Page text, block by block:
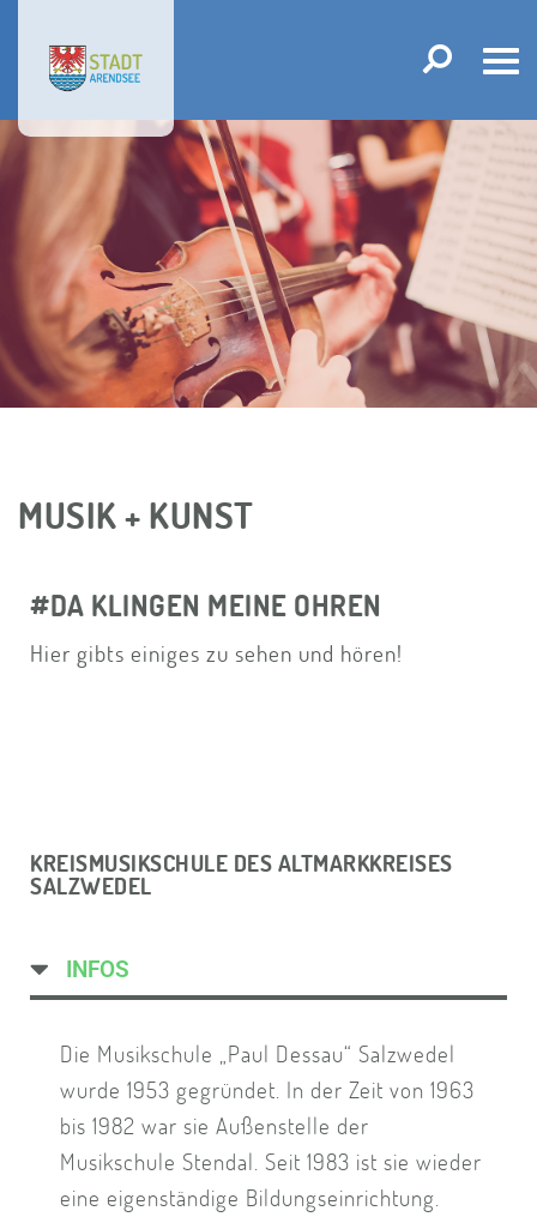
MUSIK + KUNST
#DA KLINGEN MEINE OHREN
Hier gibts einiges zu sehen und hören!
KREISMUSIKSCHULE DES ALTMARKKREISES
SALZWEDEL
INFOS
Die Musikschule „Paul Dessau“ Salzwedel
wurde 1953 gegründet. In der Zeit von 1963
bis 1982 war sie Außenstelle der
Musikschule Stendal. Seit 1983 ist sie wieder
eine eigenständige Bildungseinrichtung.